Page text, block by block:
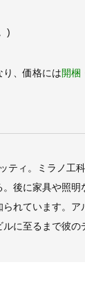
)
り、価格には開梱
ティ。ミラノ工
後に家具や照
れています。
に至るまで彼